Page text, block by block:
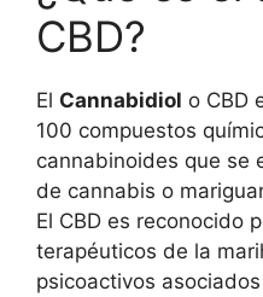
CBD?
El Cannabidiol o CBD
100 compuestos
cannabinoides que se
de cannabis o
El CBD es reconocido
terapéuticos de la
psicoactivos